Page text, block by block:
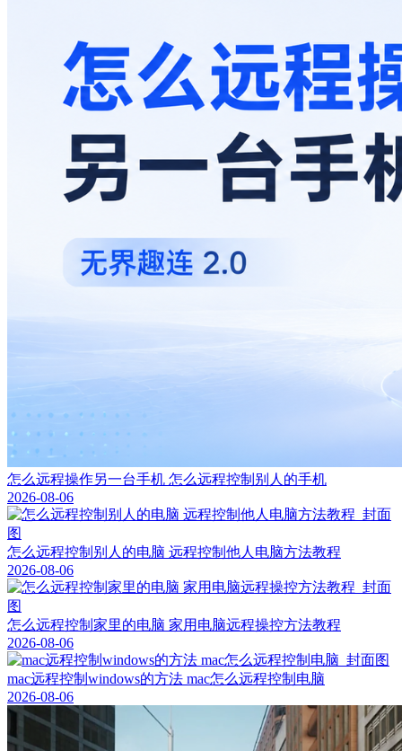
怎么远程操作另一台手机 怎么远程控制别人的手机
2026-08-06
怎么远程控制别人的电脑 远程控制他人电脑方法教程
2026-08-06
怎么远程控制家里的电脑 家用电脑远程操控方法教程
2026-08-06
mac远程控制windows的方法 mac怎么远程控制电脑
2026-08-06